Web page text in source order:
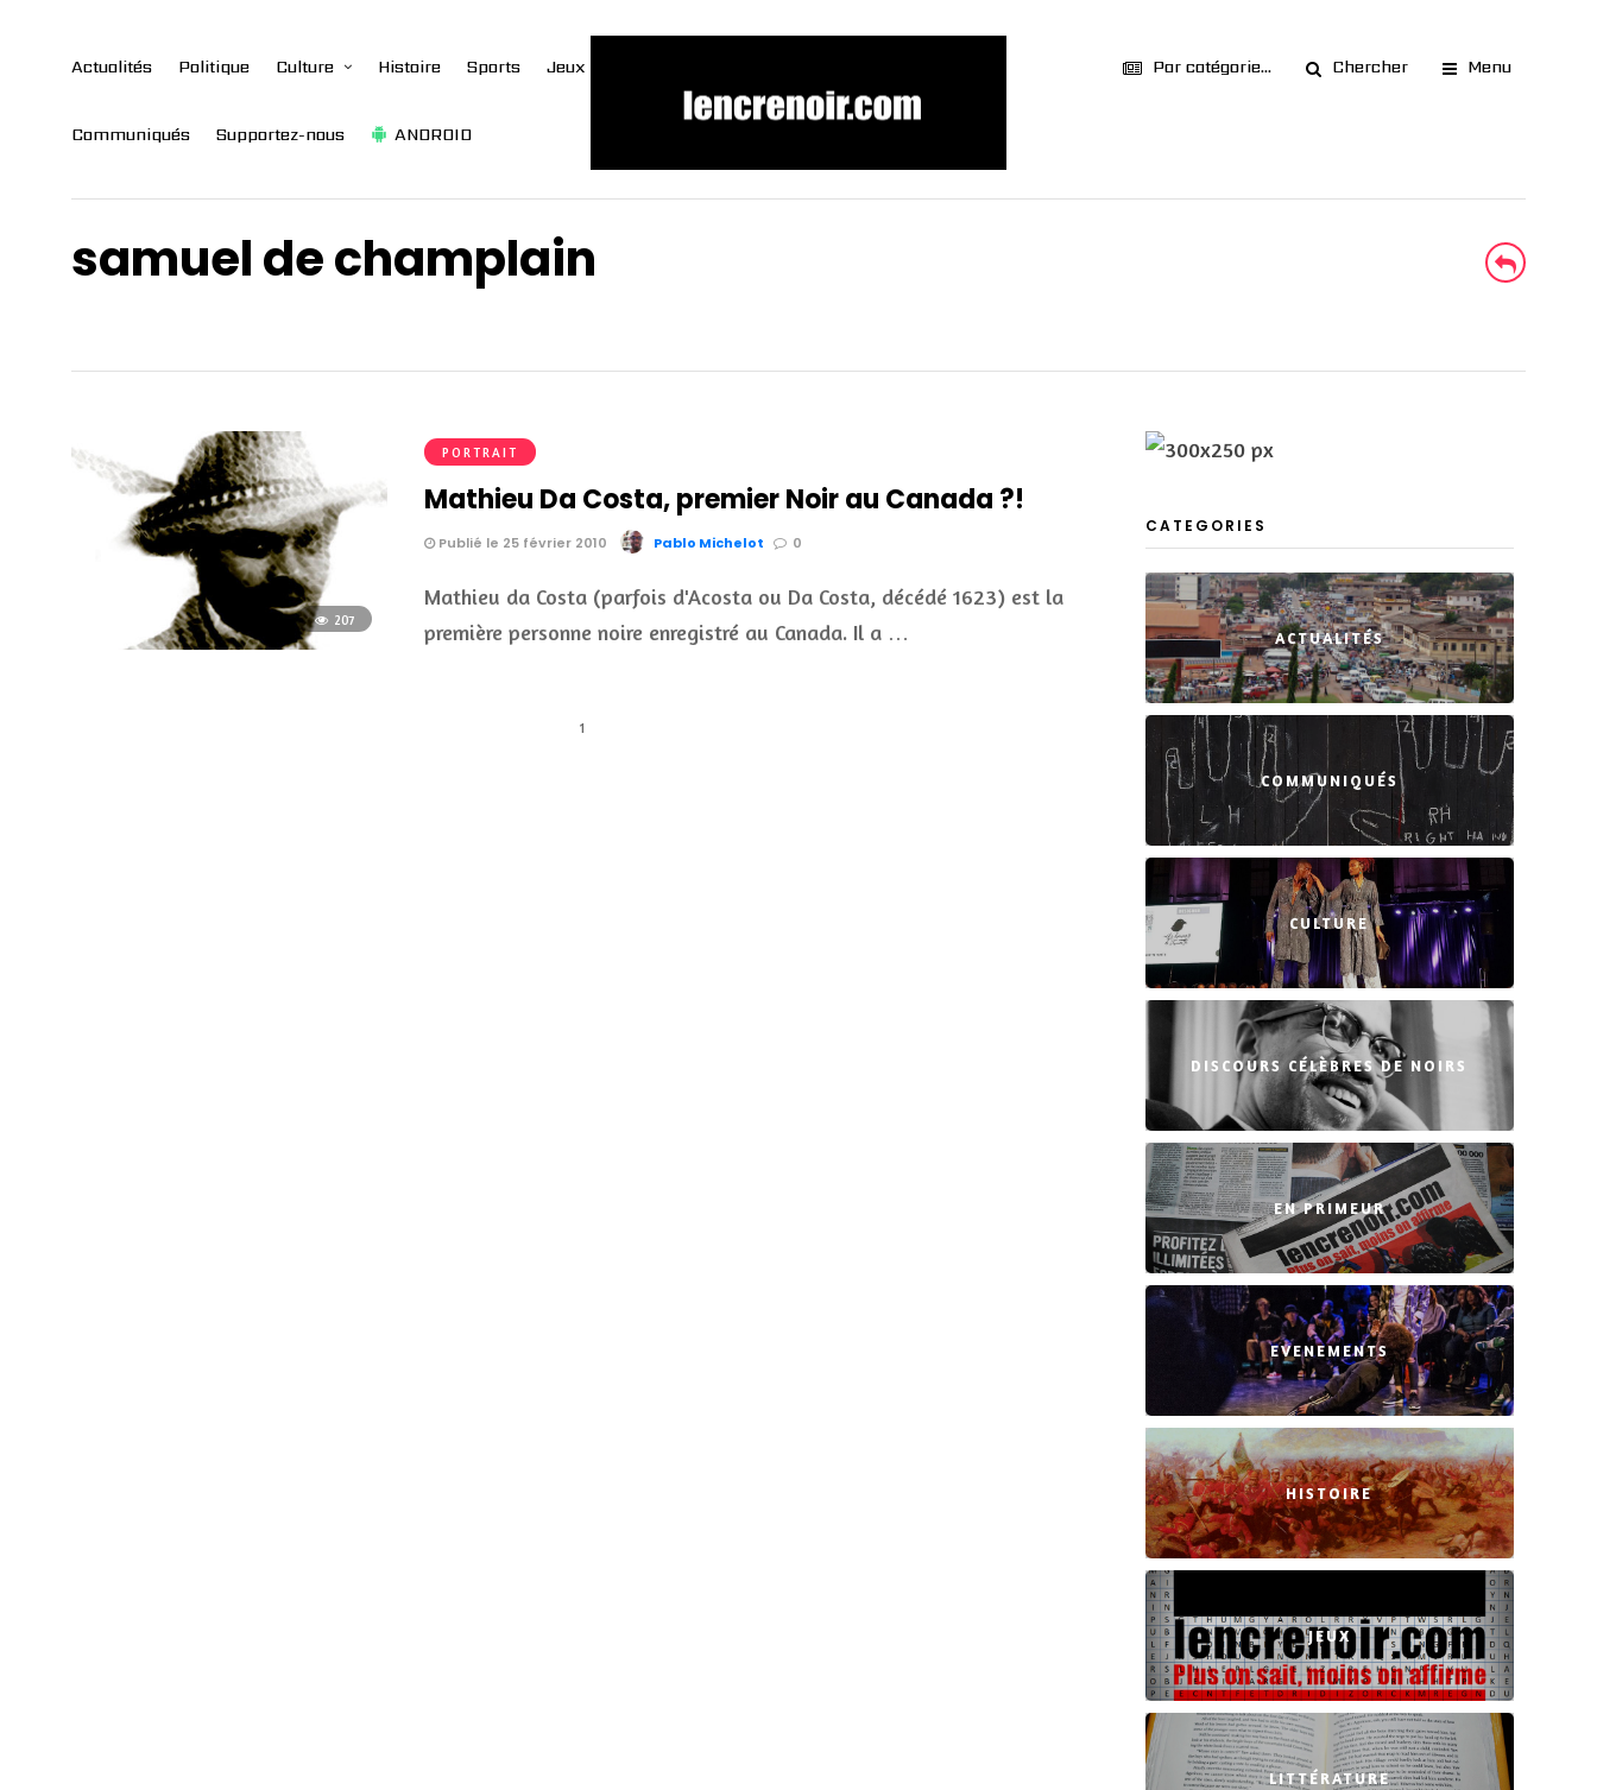
Actualités Politique Culture Histoire Sports Jeux
Communiqués Supportez-nous ANDROID
Par catégorie... Chercher Menu
samuel de champlain
207
PORTRAIT
Mathieu Da Costa, premier Noir au Canada ?!
Publié le 25 février 2010 Pablo Michelot 0
Mathieu da Costa (parfois d'Acosta ou Da Costa, décédé 1623) est la
première personne noire enregistré au Canada. Il a …
1
CATEGORIES
ACTUALITÉS
COMMUNIQUÉS
CULTURE
DISCOURS CÉLÈBRES DE NOIRS
EN PRIMEUR
EVENEMENTS
HISTOIRE
JEUX
LITTÉRATURE